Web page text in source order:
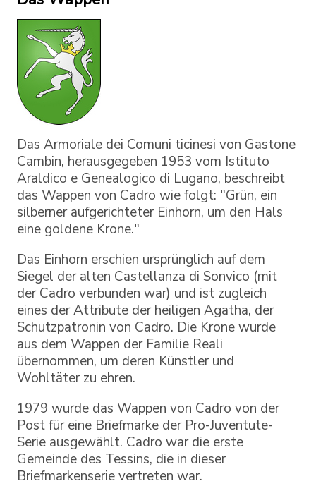
Das Armoriale dei Comuni ticinesi von Gastone
Cambin, herausgegeben 1953 vom Istituto
Araldico e Genealogico di Lugano, beschreibt
das Wappen von Cadro wie folgt: "Grün, ein
silberner aufgerichteter Einhorn, um den Hals
eine goldene Krone."
Das Einhorn erschien ursprünglich auf dem
Siegel der alten Castellanza di Sonvico (mit
der Cadro verbunden war) und ist zugleich
eines der Attribute der heiligen Agatha, der
Schutzpatronin von Cadro. Die Krone wurde
aus dem Wappen der Familie Reali
übernommen, um deren Künstler und
Wohltäter zu ehren.
1979 wurde das Wappen von Cadro von der
Post für eine Briefmarke der Pro-Juventute-
Serie ausgewählt. Cadro war die erste
Gemeinde des Tessins, die in dieser
Briefmarkenserie vertreten war.